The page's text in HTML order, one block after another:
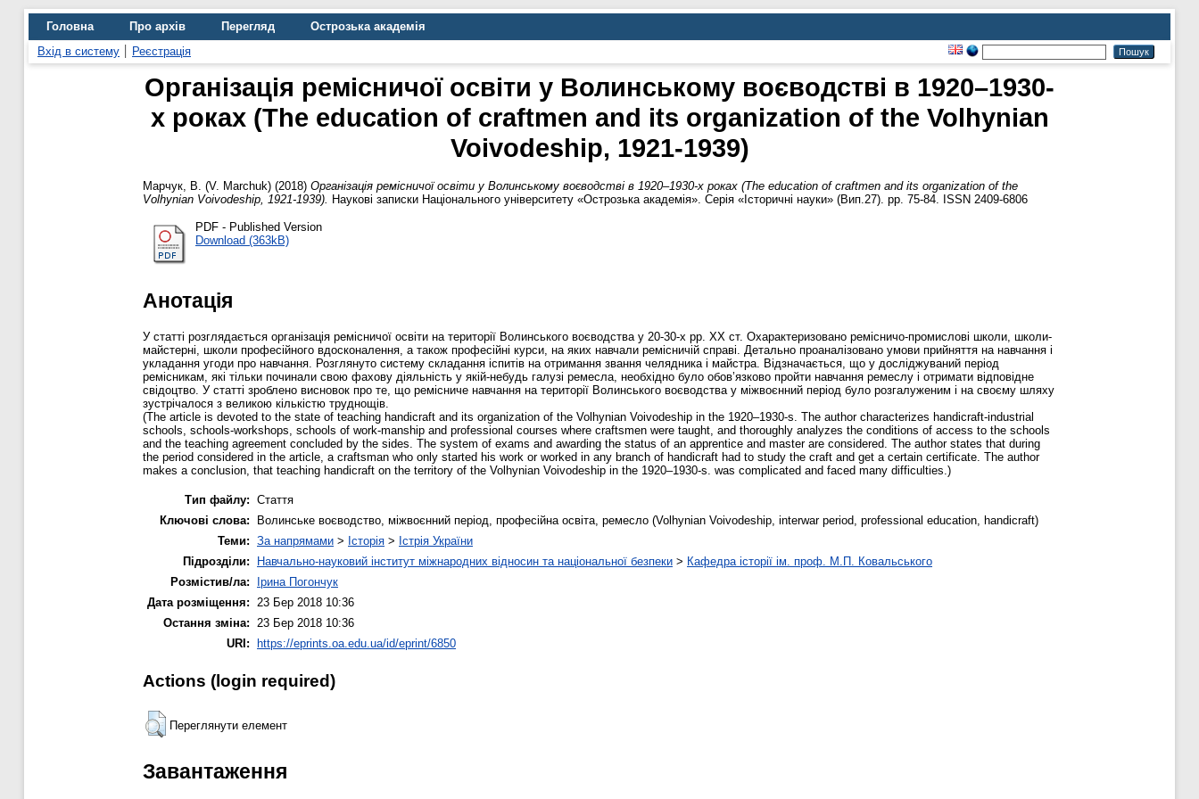
Головна Про архів Перегляд
Острозька академія
Вхід в систему
Реєстрація
Організація ремісничої освіти у Волинському воєводстві в 1920–1930-
х роках (The education of craftmen and its organization of the Volhynian
Voivodeship, 1921-1939)
Марчук, В. (V. Marchuk) (2018) Організація ремісничої освіти у Волинському воєводстві в 1920–1930-х роках (The education of craftmen and its organization of the
Volhynian Voivodeship, 1921-1939).
Наукові записки Національного університету «Острозька академія». Серія «Історичні науки» (Вип.27). pp. 75-84. ISSN 2409-6806
PDF - Published Version
Download (363kB)
Анотація
У статті розглядається організація ремісничої освіти на території Волинського воєводства у 20-30-х рр. ХХ ст. Охарактеризовано ремісничо-промислові школи, школи-
майстерні, школи професійного вдосконалення, а також професійні курси, на яких навчали ремісничій справі. Детально проаналізовано умови прийняття на навчання і
укладання угоди про навчання. Розглянуто систему складання іспитів на отримання звання челядника і майстра. Відзначається, що у досліджуваний період
ремісникам, які тільки починали свою фахову діяльність у якій-небудь галузі ремесла, необхідно було обов’язково пройти навчання ремеслу і отримати відповідне
свідоцтво. У статті зроблено висновок про те, що ремісниче навчання на території Волинського воєводства у міжвоєнний період було розгалуженим і на своєму шляху
зустрічалося з великою кількістю труднощів.
(The article is devoted to the state of teaching handicraft and its organization of the Volhynian Voivodeship in the 1920–1930-s. The author characterizes handicraft-industrial
schools, schools-workshops, schools of work-manship and professional courses where craftsmen were taught, and thoroughly analyzes the conditions of access to the schools
and the teaching agreement concluded by the sides. The system of exams and awarding the status of an apprentice and master are considered. The author states that during
the period considered in the article, a craftsman who only started his work or worked in any branch of handicraft had to study the craft and get a certain certificate. The author
makes a conclusion, that teaching handicraft on the territory of the Volhynian Voivodeship in the 1920–1930-s. was complicated and faced many difficulties.)
Тип файлу: Стаття
Ключові слова:
Волинське воєводство, міжвоєнний період, професійна освіта, ремесло (Volhynian Voivodeship, interwar period, professional education, handicraft)
Теми: За напрямами > Історія > Істрія України
Підрозділи:
Навчально-науковий інститут міжнародних відносин та національної безпеки > Кафедра історії ім. проф. М.П. Ковальського
Розмістив/ла:
Ірина Погончук
Дата розміщення:
23 Бер 2018 10:36
Остання зміна:
23 Бер 2018 10:36
URI: https://eprints.oa.edu.ua/id/eprint/6850
Actions (login required)
Переглянути елемент
Завантаження